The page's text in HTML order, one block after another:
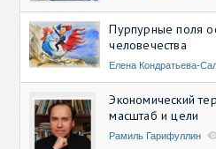
Пурпурные поля
человечества
Елена Кондратьева-
Экономический
масштаб и цели
Рамиль Гарифуллин